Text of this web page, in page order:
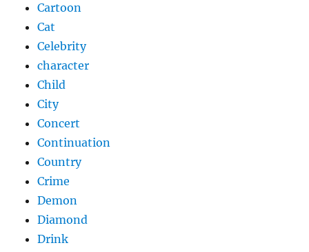
Cartoon
Cat
Celebrity
character
Child
City
Concert
Continuation
Country
Crime
Demon
Diamond
Drink